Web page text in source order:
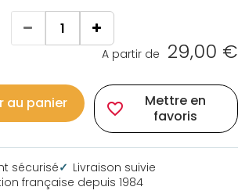
A partir de 29,00 €
au panier favorite_border
Mettre en
favoris
sécurisé
Livraison suivie
française depuis 1984